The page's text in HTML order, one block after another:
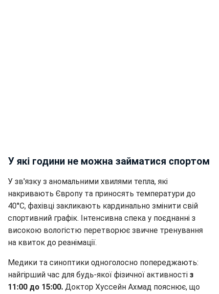
У які години не можна займатися спортом
У зв'язку з аномальними хвилями тепла, які
накривають Європу та приносять температури до
40°C, фахівці закликають кардинально змінити свій
спортивний графік. Інтенсивна спека у поєднанні з
високою вологістю перетворює звичне тренування
на квиток до реанімації.
Медики та синоптики одноголосно попереджають:
найгірший час для будь-якої фізичної активності з
11:00 до 15:00. Доктор Хуссейн Ахмад пояснює, що